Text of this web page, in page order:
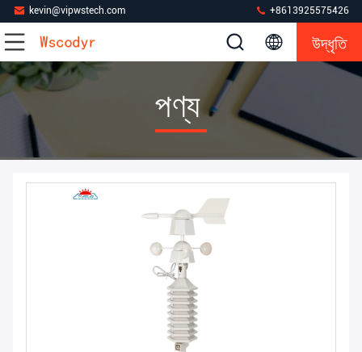
kevin@vipwstech.com +8613925575426
উদ্ধৃতি
পণ্য